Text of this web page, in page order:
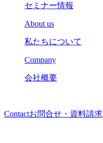
セミナー情報
About us
私たちについて
Company
会社概要
Contactお問合せ・資料請求